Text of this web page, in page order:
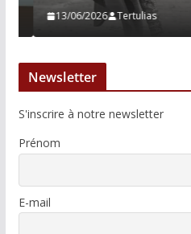
13/06/2026 Tertulias
Newsletter
S'inscrire à notre newsletter
Prénom
E-mail